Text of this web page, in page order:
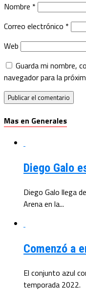
Nombre *
Correo electrónico *
Web
Guarda mi nombre,
navegador para la
Mas en Generales
Diego Galo
Diego Galo llega
Arena en la...
Comenzó a
El conjunto azul
temporada 2022.